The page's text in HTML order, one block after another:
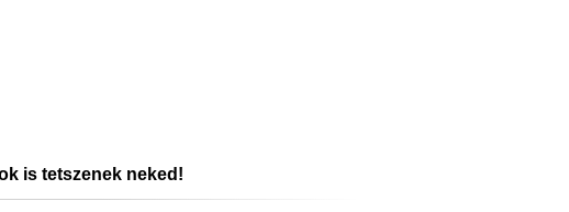
is tetszenek neked!